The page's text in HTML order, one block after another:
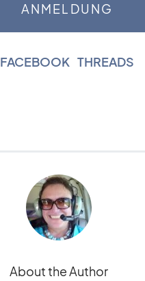
FACEBOOK THREADS
About the Author